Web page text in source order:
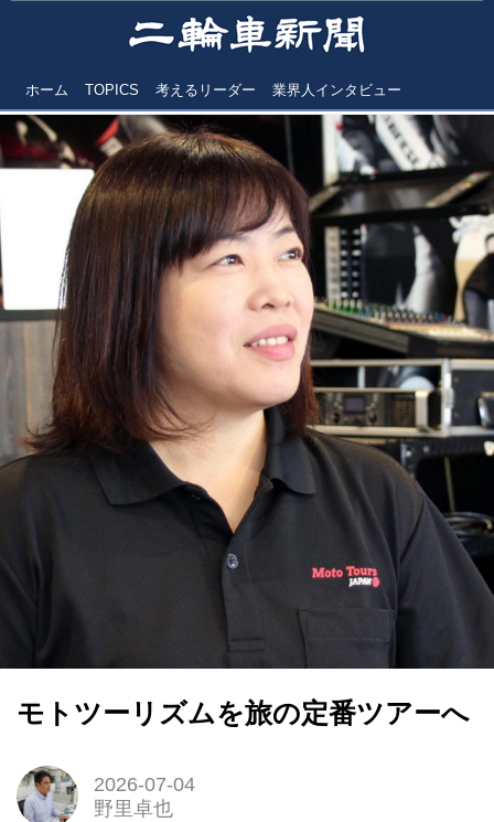
ホーム TOPICS 考えるリーダー 業界人インタビュー
モトツーリズムを旅の定番ツアーへ
2026-07-04
野里卓也